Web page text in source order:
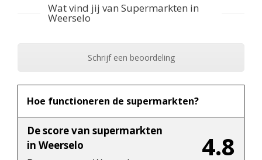
Wat vind jij van Supermarkten in
Weerselo
Schrijf een beoordeling
Hoe functioneren de supermarkten?
4.8
De score van supermarkten
in Weerselo